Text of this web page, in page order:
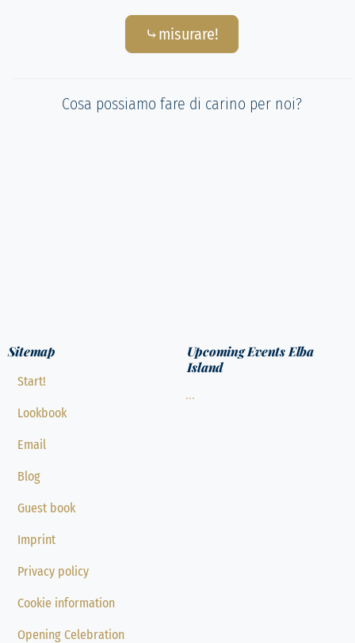
⤷misurare!
Cosa possiamo fare di carino per noi?
Sitemap
Start!
Lookbook
Email
Blog
Guest book
Imprint
Privacy policy
Cookie information
Opening Celebration
Upcoming Events Elba
Island
...